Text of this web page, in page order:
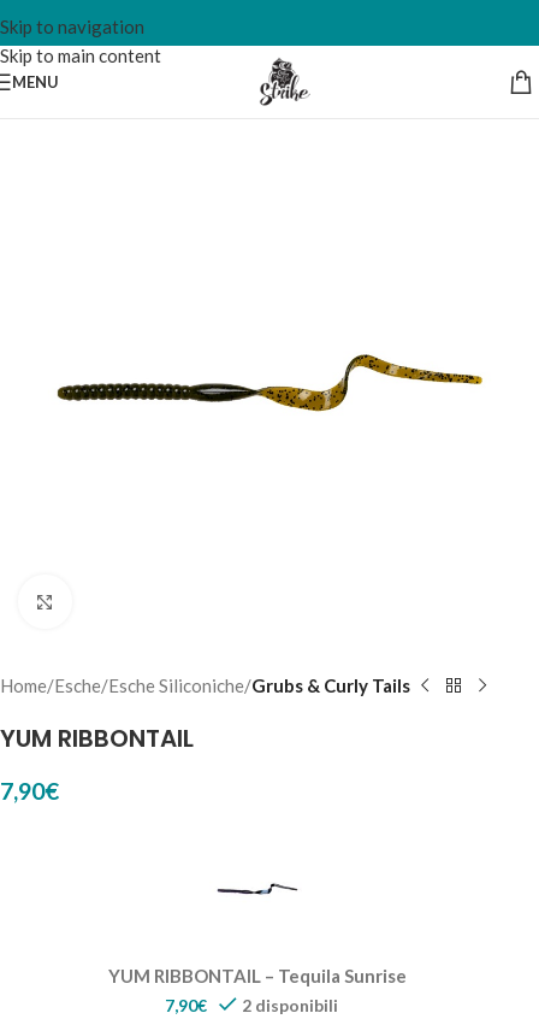
Skip to navigation
Skip to main content
MENU
Home Esche Esche Siliconiche Grubs & Curly Tails
YUM RIBBONTAIL
7,90€
YUM RIBBONTAIL – Tequila Sunrise
7,90€ 2 disponibili